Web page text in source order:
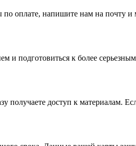
по оплате, напишите нам на почту
и подготовиться к более
получаете доступ к материалам.